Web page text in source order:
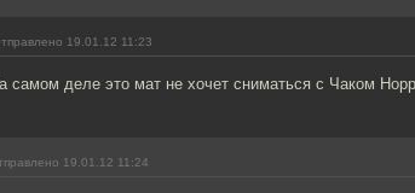
19.01.12 11:23
самом деле это мат не хочет сниматься с Чаком
19.01.12 11:24